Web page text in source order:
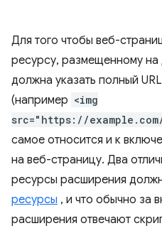
Для того чтобы веб-
ресурсу, размещенному
должна указать полный
(например <img
src="https://
самое относится и к
на веб-страницу. Два
ресурсы расширения
ресурсы , и что обычно за
расширения отвечают